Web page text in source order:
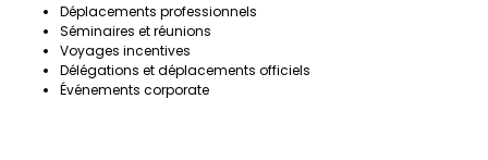
Déplacements professionnels
Séminaires et réunions
Voyages incentives
Délégations et déplacements officiels
Événements corporate